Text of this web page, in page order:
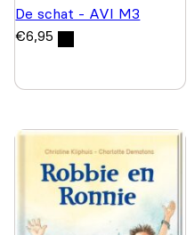
De schat - AVI M3
€6,95